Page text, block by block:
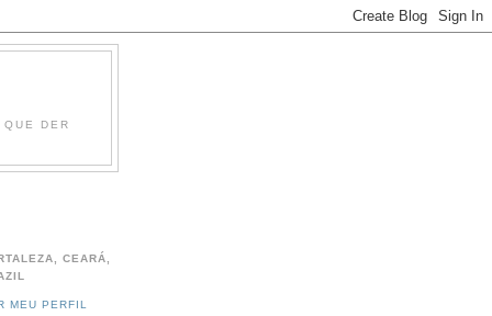
DER
CEARÁ,
MEU PERFIL